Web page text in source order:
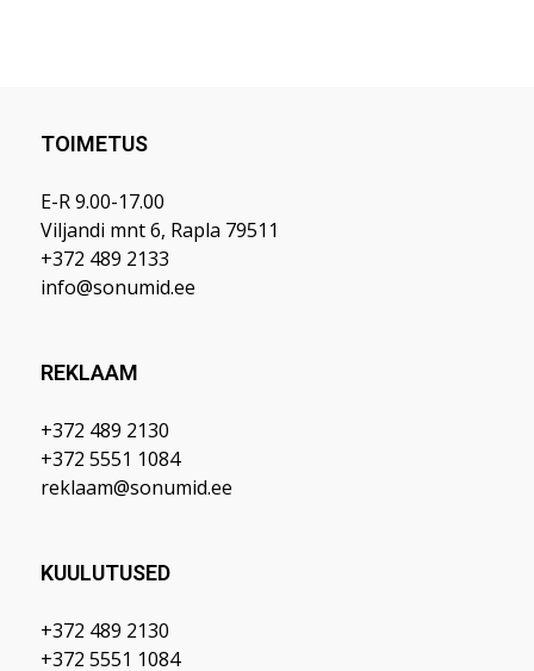
TOIMETUS
E-R 9.00-17.00
Viljandi mnt 6, Rapla 79511
+372 489 2133
info@sonumid.ee
REKLAAM
+372 489 2130
+372 5551 1084
reklaam@sonumid.ee
KUULUTUSED
+372 489 2130
+372 5551 1084